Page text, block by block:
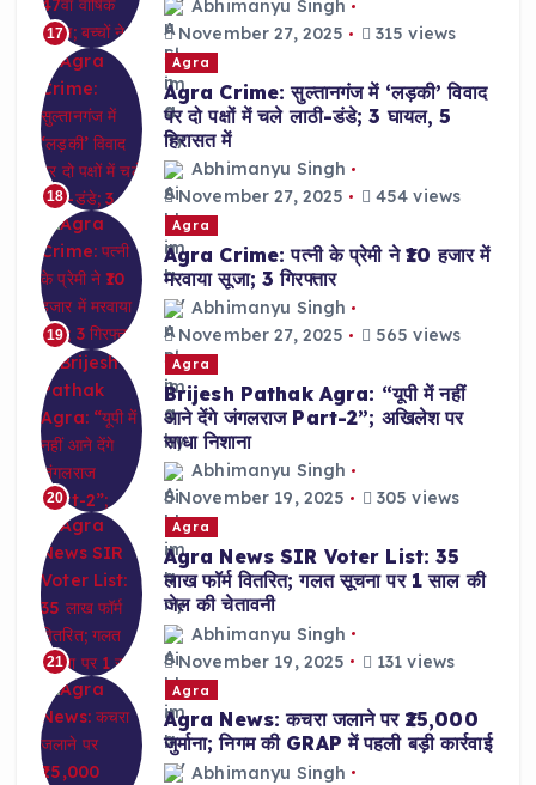
17
Abhimanyu Singh
November 27, 2025
315 views
18
Agra
Agra Crime: सुल्तानगंज में ‘लड़की’ विवाद
पर दो पक्षों में चले लाठी-डंडे; 3 घायल, 5
हिरासत में
Abhimanyu Singh
November 27, 2025
454 views
19
Agra
Agra Crime: पत्नी के प्रेमी ने ₹10 हजार में
मरवाया सूजा; 3 गिरफ्तार
Abhimanyu Singh
November 27, 2025
565 views
20
Agra
Brijesh Pathak Agra: “यूपी में नहीं
आने देंगे जंगलराज Part-2”; अखिलेश पर
साधा निशाना
Abhimanyu Singh
November 19, 2025
305 views
21
Agra
Agra News SIR Voter List: 35
लाख फॉर्म वितरित; गलत सूचना पर 1 साल की
जेल की चेतावनी
Abhimanyu Singh
November 19, 2025
131 views
Agra
Agra News: कचरा जलाने पर ₹25,000
जुर्माना; निगम की GRAP में पहली बड़ी कार्रवाई
Abhimanyu Singh